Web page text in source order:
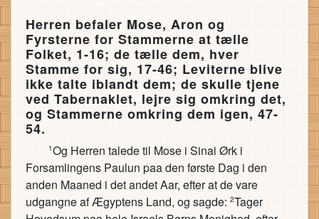
Herren befaler Mose, Aron og
Fyrsterne for Stammerne at tælle
Folket, 1-16; de tælle dem, hver
Stamme for sig, 17-46; Leviterne blive
ikke talte iblandt dem; de skulle tjene
ved Tabernaklet, lejre sig omkring det,
og Stammerne omkring dem igen, 47-
54.
1Og Herren talede til Mose i Sinai Ørk i
Forsamlingens Paulun paa den første Dag i den
anden Maaned i det andet Aar, efter at de vare
udgangne af Ægyptens Land, og sagde: 2Tager